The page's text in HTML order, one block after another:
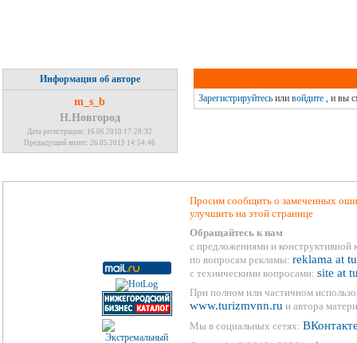
Информация об авторе
m_s_b
Н.Новгород
Дата регистрации: 16.06.2010 17:28:32
Предыдущий визит: 26.05.2019 14:54:46
Зарегистрируйтесьили войдите, и вы
Просим сообщить о замеченных
улучшить на этой странице
Обращайтесь к нам
с предложениями и конструктивной
по вопросам рекламы: reklama at
с техническими вопросами: site at
При полном или частичном
www.turizmvnn.ru и автора
Мы в социальных сетях: